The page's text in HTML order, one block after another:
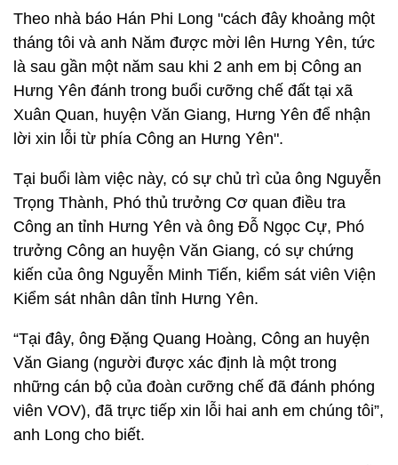
Theo nhà báo Hán Phi Long "cách đây khoảng một
tháng tôi và anh Năm được mời lên Hưng Yên, tức
là sau gần một năm sau khi 2 anh em bị Công an
Hưng Yên đánh trong buổi cưỡng chế đất tại xã
Xuân Quan, huyện Văn Giang, Hưng Yên để nhận
lời xin lỗi từ phía Công an Hưng Yên".
Tại buổi làm việc này, có sự chủ trì của ông Nguyễn
Trọng Thành, Phó thủ trưởng Cơ quan điều tra
Công an tỉnh Hưng Yên và ông Đỗ Ngọc Cự, Phó
trưởng Công an huyện Văn Giang, có sự chứng
kiến của ông Nguyễn Minh Tiến, kiểm sát viên Viện
Kiểm sát nhân dân tỉnh Hưng Yên.
“Tại đây, ông Đặng Quang Hoàng, Công an huyện
Văn Giang (người được xác định là một trong
những cán bộ của đoàn cưỡng chế đã đánh phóng
viên VOV), đã trực tiếp xin lỗi hai anh em chúng tôi”,
anh Long cho biết.